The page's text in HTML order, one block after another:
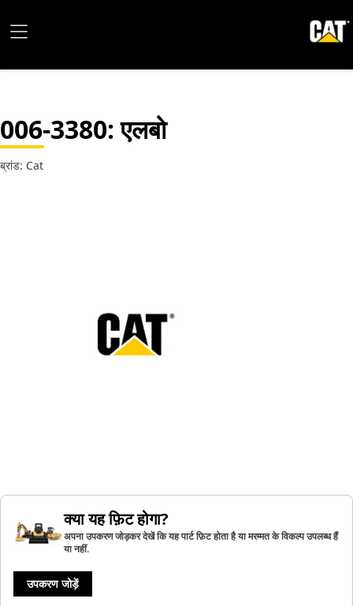
006-3380: एलबो
ब्रांड: Cat
क्या यह फ़िट होगा?
अपना उपकरण जोड़कर देखें कि यह पार्ट फ़िट होता है या मरम्मत के विकल्प उपलब्ध हैं
या नहीं.
उपकरण जोड़ें